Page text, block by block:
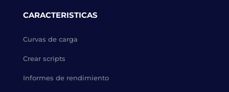
CARACTERISTICAS
Curvas de carga
Crear scripts
Informes de rendimiento